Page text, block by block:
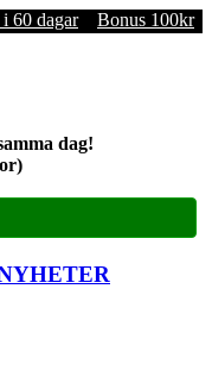
60 dagar Bonus 100kr
dag!